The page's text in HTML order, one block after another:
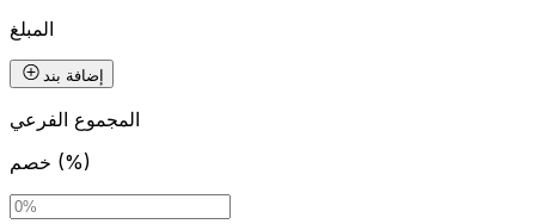
المبلغ
إضافة بند
المجموع الفرعي
خصم (%)